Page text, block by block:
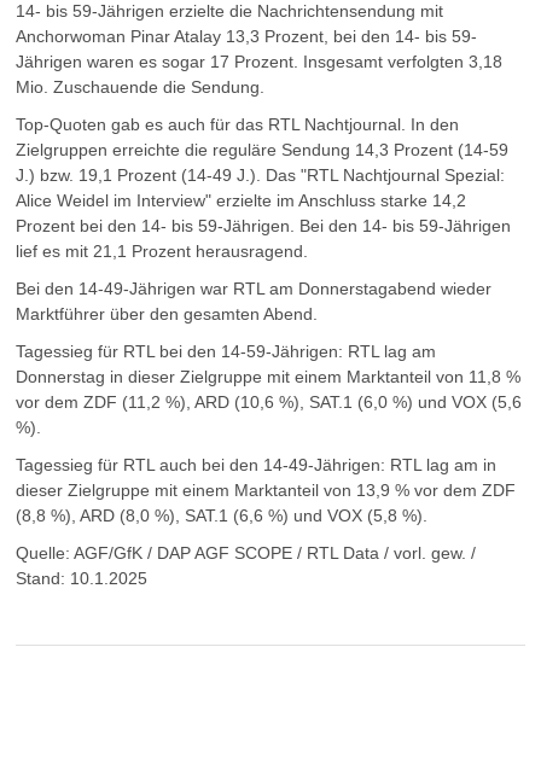
14- bis 59-Jährigen erzielte die Nachrichtensendung mit
Anchorwoman Pinar Atalay 13,3 Prozent, bei den 14- bis 59-
Jährigen waren es sogar 17 Prozent. Insgesamt verfolgten 3,18
Mio. Zuschauende die Sendung.
Top-Quoten gab es auch für das RTL Nachtjournal. In den
Zielgruppen erreichte die reguläre Sendung 14,3 Prozent (14-59
J.) bzw. 19,1 Prozent (14-49 J.). Das "RTL Nachtjournal Spezial:
Alice Weidel im Interview" erzielte im Anschluss starke 14,2
Prozent bei den 14- bis 59-Jährigen. Bei den 14- bis 59-Jährigen
lief es mit 21,1 Prozent herausragend.
Bei den 14-49-Jährigen war RTL am Donnerstagabend wieder
Marktführer über den gesamten Abend.
Tagessieg für RTL bei den 14-59-Jährigen: RTL lag am
Donnerstag in dieser Zielgruppe mit einem Marktanteil von 11,8 %
vor dem ZDF (11,2 %), ARD (10,6 %), SAT.1 (6,0 %) und VOX (5,6
%).
Tagessieg für RTL auch bei den 14-49-Jährigen: RTL lag am in
dieser Zielgruppe mit einem Marktanteil von 13,9 % vor dem ZDF
(8,8 %), ARD (8,0 %), SAT.1 (6,6 %) und VOX (5,8 %).
Quelle: AGF/GfK / DAP AGF SCOPE / RTL Data / vorl. gew. /
Stand: 10.1.2025